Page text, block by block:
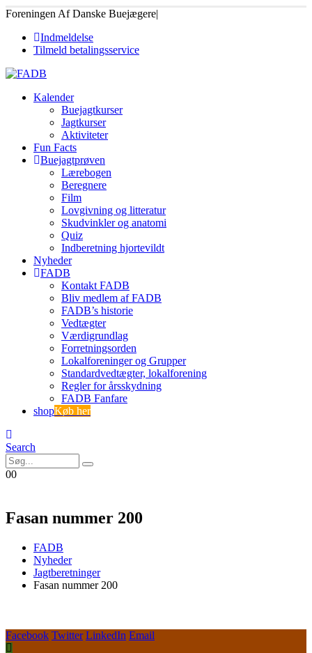
Foreningen Af Danske Buejægere|
Indmeldelse
Tilmeld betalingsservice
Kalender
Buejagtkurser
Jagtkurser
Aktiviteter
Fun Facts
Buejagtprøven
Lærebogen
Beregnere
Film
Lovgivning og litteratur
Skudvinkler og anatomi
Quiz
Indberetning hjortevildt
Nyheder
FADB
Kontakt FADB
Bliv medlem af FADB
FADB’s historie
Vedtægter
Værdigrundlag
Forretningsorden
Lokalforeninger og Grupper
Standardvedtægter, lokalforening
Regler for årsskydning
FADB Fanfare
shopKøb her
Search
00
Fasan nummer 200
FADB
Nyheder
Jagtberetninger
Fasan nummer 200
Facebook Twitter LinkedIn Email